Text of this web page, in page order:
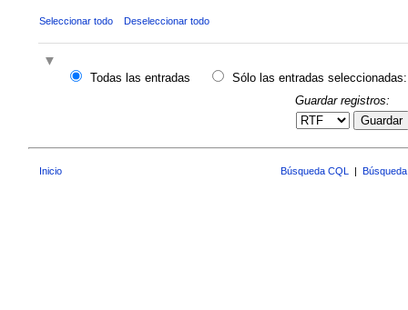
Seleccionar todo Deseleccionar todo
Todas las entradas
Sólo las entradas seleccionadas:
Guardar registros:
Guardar
Inicio Búsqueda CQL